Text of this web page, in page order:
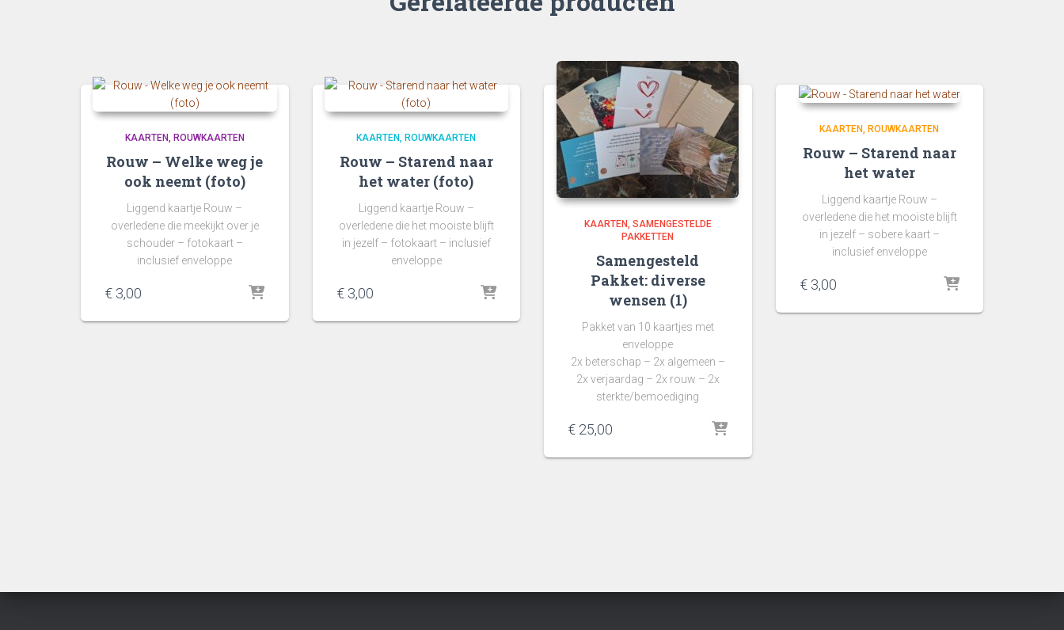
KAARTEN ROUWKAARTEN
Rouw – Welke weg je
ook neemt (foto)
Liggend kaartje Rouw –
overledene die meekijkt over je
schouder – fotokaart –
inclusief enveloppe
€ 3,00
KAARTEN ROUWKAARTEN
Rouw – Starend naar
het water (foto)
Liggend kaartje Rouw –
overledene die het mooiste blijft
in jezelf – fotokaart – inclusief
enveloppe
€3,00
KAARTEN SAMENGESTELDE
PAKKETTEN
Samengesteld
Pakket: diverse
wensen (1)
Pakket van 10 kaartjes met
enveloppe
2x beterschap – 2x algemeen –
2x verjaardag – 2x rouw – 2x
sterkte/bemoediging
€ 25,00
KAARTEN ROUWKAARTEN
Rouw – Starend naar
het water
Liggend kaartje Rouw –
overledene die het mooiste blijft
in jezelf – sobere kaart –
inclusief enveloppe
€3,00